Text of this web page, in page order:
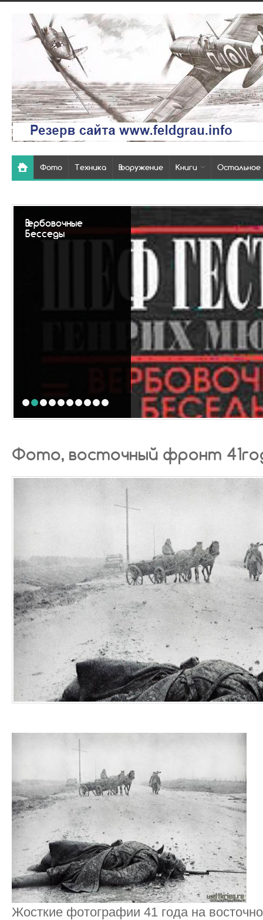
Фото Техника Вооружение Книги Остальное
Так выглядели
1 2 3 4 5 6 7 8 9
Фото, восточный фронт
Жосткие фотографии 41 года на